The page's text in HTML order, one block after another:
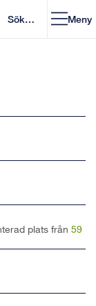
Meny
plats från 59